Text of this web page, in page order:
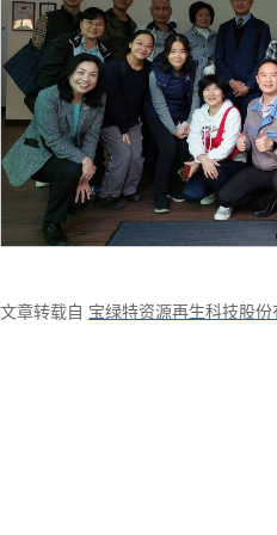
文章转载自 宝绿特资源再生科技股份